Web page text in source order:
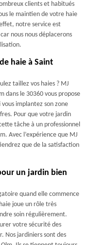
clients et habitués
le maintien de votre haie
notre service est
nous nous déplacerons
haie à Saint
taillez vos haies ? MJ
dans le 30360 vous propose
implantez son zone
Pour que votre jardin
tâche à un professionnel
Avec l’expérience que MJ
que de la satisfaction
un jardin bien
quand elle commence
joue un rôle très
soin régulièrement.
votre sécurité des
Nos jardiniers sont des